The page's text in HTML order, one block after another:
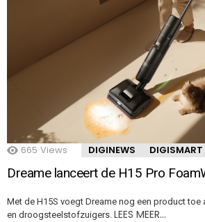
665 Views DIGINEWS DIGISMART
Dreame lanceert de H15 Pro
Met de H15S voegt Dreame nog een product toe
en droogsteelstofzuigers. LEES MEER…